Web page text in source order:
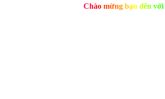
Chào mừng bạn đến với